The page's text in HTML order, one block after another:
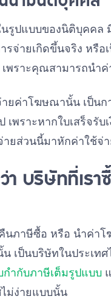
รูปแบบของนิติบุคคล
รจ่ายเกิดขึ้นจริง หรื
เพราะคุณสามารถน
ยค่าโฆษณานั้น เป็นก
เพราะหากใบเสร็จ
ายส่วนนี้มาหักค่าใช้จ่
า บริษัทที่เร
นภาษีซื้อ หรือ นำค่า
เป็นบริษัทในประเท
กำกับภาษีเต็มรูปแบบ
ม่ง่ายแบบนั้น